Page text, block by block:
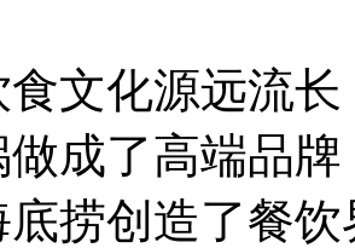
食文化源远流
成了高端品
底捞创造了餐